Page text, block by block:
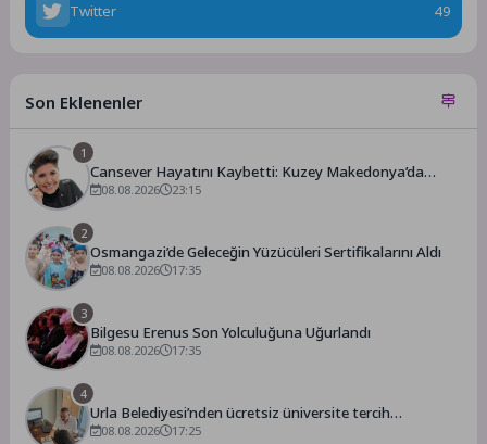
Twitter 49
Son Eklenenler
1
Cansever Hayatını Kaybetti: Kuzey Makedonya’da
Toprağa Verilecek
08.08.2026 23:15
2
Osmangazi’de Geleceğin Yüzücüleri Sertifikalarını Aldı
08.08.2026 17:35
3
Bilgesu Erenus Son Yolculuğuna Uğurlandı
08.08.2026 17:35
4
Urla Belediyesi’nden ücretsiz üniversite tercih
danışmanlığı
08.08.2026 17:25